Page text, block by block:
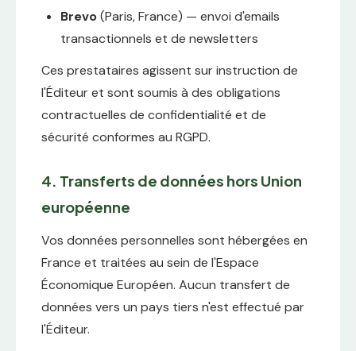
Brevo(Paris, France) — envoi d'emails
transactionnels et de newsletters
Ces prestataires agissent sur instruction de
l'Éditeur et sont soumis à des obligations
contractuelles de confidentialité et de
sécurité conformes au RGPD.
4. Transferts de données hors Union
européenne
Vos données personnelles sont hébergées en
France et traitées au sein de l'Espace
Économique Européen. Aucun transfert de
données vers un pays tiers n'est effectué par
l'Éditeur.